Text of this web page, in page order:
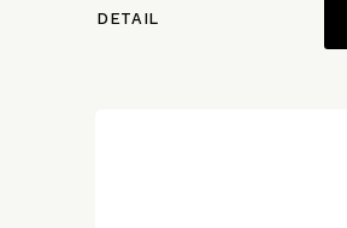
DETAIL